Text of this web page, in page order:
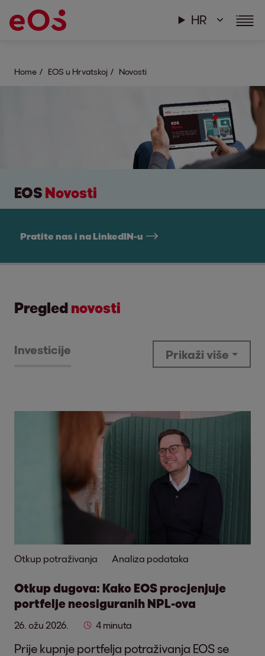
HR
Home EOS u Hrvatskoj Novosti
EOS Novosti
Pratite nas i na LinkedIN-u
Pregled novosti
Investicije Prikaži više
Otkup potraživanja Analiza podataka
Otkup dugova: Kako EOS procjenjuje
portfelje neosiguranih NPL-ova
26. ožu 2026. 4 minuta
Prije kupnje portfelja potraživanja EOS se